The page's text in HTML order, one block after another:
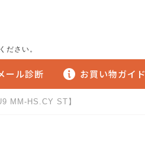
ださい。
ール診断 お買い物ガイド
MM-HS.CY ST】